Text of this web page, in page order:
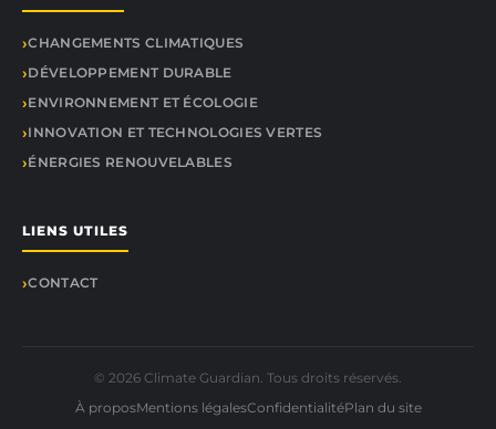
CHANGEMENTS CLIMATIQUES
DÉVELOPPEMENT DURABLE
ENVIRONNEMENT ET ÉCOLOGIE
INNOVATION ET TECHNOLOGIES VERTES
ÉNERGIES RENOUVELABLES
LIENS UTILES
CONTACT
© 2026 Climate Guardian. Tous droits réservés.
À proposMentions légalesConfidentialitéPlan du site